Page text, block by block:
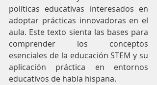
políticas educativas interesados en
adoptar prácticas innovadoras en el
aula. Este texto sienta las bases para
comprender los conceptos
esenciales de la educación STEM y su
aplicación práctica en entornos
educativos de habla hispana.